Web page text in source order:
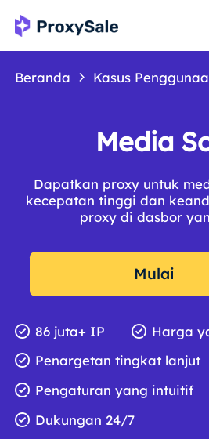
Beranda Kasus
Media
Dapatkan proxy untuk
kecepatan tinggi dan
proxy di dasbor
Mulai
86 juta+ IP
Harga
Penargetan tingkat lanjut
Pengaturan yang intuitif
Dukungan 24/7